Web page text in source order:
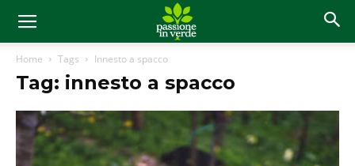
Home Tags Innesto a spacco
Tag: innesto a spacco